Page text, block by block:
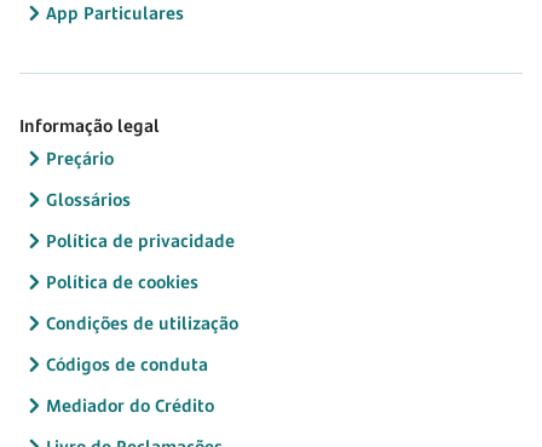
App Particulares
Informação legal
Preçário
Glossários
Política de privacidade
Política de cookies
Condições de utilização
Códigos de conduta
Mediador do Crédito